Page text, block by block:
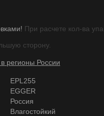
При расчете кол-ва
сторону.
регионы России
EPL255
EGGER
Россия
Влагостойкий